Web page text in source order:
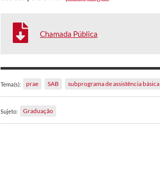
Chamada Pública
Tema(s): prae SAB subprograma de assistência básica
Sujeto: Graduação